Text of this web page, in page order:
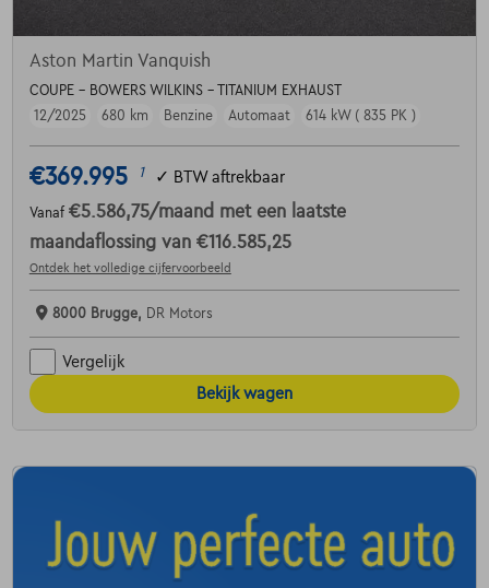
Aston Martin Vanquish
COUPE - BOWERS WILKINS - TITANIUM EXHAUST
12/2025
680 km Benzine Automaat 614 kW ( 835 PK )
€369.995 1 ✓ BTW aftrekbaar
Vanaf €5.586,75/maand met een laatste
maandaflossing van €116.585,25
Ontdek het volledige cijfervoorbeeld
8000 Brugge, DR Motors
Vergelijk
Bekijk wagen